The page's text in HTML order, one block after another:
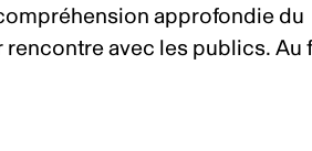
approfondie du
avec les publics. Au